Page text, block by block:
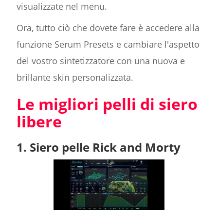
visualizzate nel menu.
Ora, tutto ciò che dovete fare è accedere alla
funzione Serum Presets e cambiare l'aspetto
del vostro sintetizzatore con una nuova e
brillante skin personalizzata.
Le migliori pelli di siero
libere
1. Siero pelle Rick and Morty